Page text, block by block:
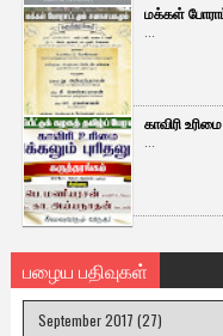
மக்கள்
...
காவிரி
...
பழைய பதிவுகள்